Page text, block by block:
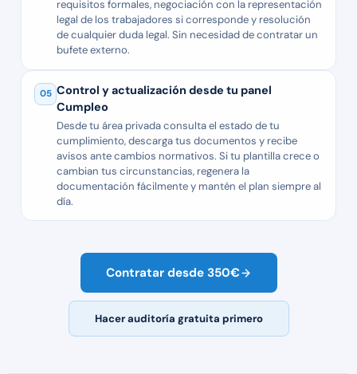
requisitos formales, negociación con la representación
legal de los trabajadores si corresponde y resolución
de cualquier duda legal. Sin necesidad de contratar un
bufete externo.
05 Control y actualización desde tu panel
Cumpleo
Desde tu área privada consulta el estado de tu
cumplimiento, descarga tus documentos y recibe
avisos ante cambios normativos. Si tu plantilla crece o
cambian tus circunstancias, regenera la
documentación fácilmente y mantén el plan siempre al
día.
Contratar desde 350€
Hacer auditoría gratuita primero